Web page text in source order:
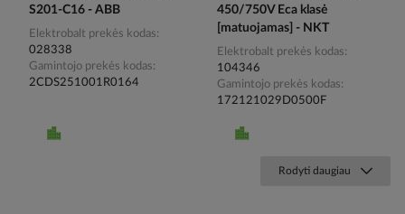
S201-C16 - ABB
Elektrobalt prekės kodas
028338
Gamintojo prekės kodas
2CDS251001R0164
450/750V Eca klasė
[matuojamas] - NKT
Elektrobalt prekės kodas
104346
Gamintojo prekės kodas
172121029D0500F
Rodyti daugiau